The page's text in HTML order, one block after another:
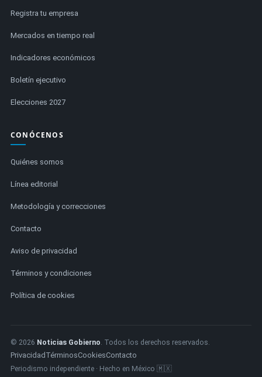
Registra tu empresa
Mercados en tiempo real
Indicadores económicos
Boletín ejecutivo
Elecciones 2027
CONÓCENOS
Quiénes somos
Línea editorial
Metodología y correcciones
Contacto
Aviso de privacidad
Términos y condiciones
Política de cookies
© 2026 Noticias Gobierno . Todos los derechos reservados.
Privacidad TérminosCookiesContacto
Periodismo independiente · Hecho en México 🇲🇽